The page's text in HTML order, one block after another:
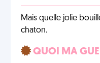
Mais quelle jolie
chaton.
QUOI MA